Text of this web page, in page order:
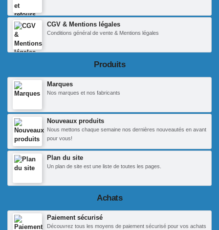
CGV & Mentions légales
Conditions général de vente & Mentions légales
Produits
Marques
Nos marques et nos fabricants
Nouveaux produits
Nous mettons chaque semaine nos dernières nouveautés en avant
pour vous!
Plan du site
Un plan de site est une liste de toutes les pages.
Achats
Paiement sécurisé
Découvrez tous les moyens de paiement sécurisé pour vos achats